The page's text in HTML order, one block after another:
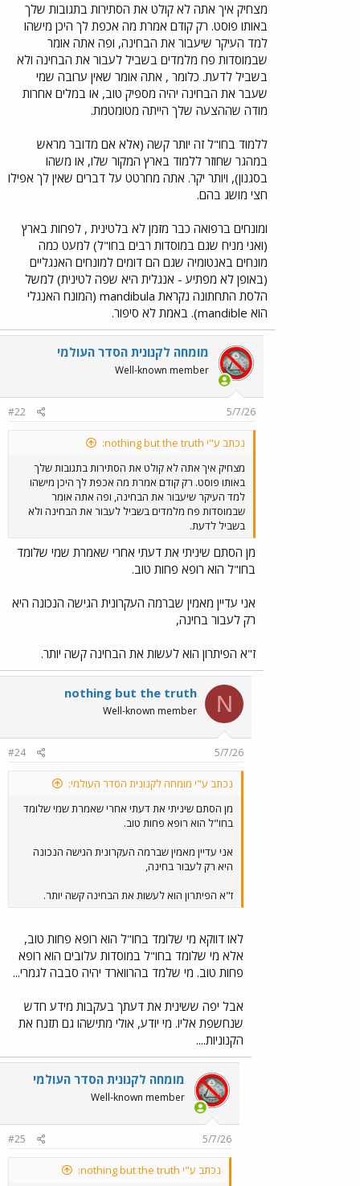
עכשיו הוא רופא אא"ג כאן.
אמור להיות פחות לחץ ללמוד בחו"ל כי ישראל מדינה יותר
לחוצה:
השכ"ד יקר יותר/אין מקומות במעונות.
להתפרנס וללמוד קשה יותר עד בלתי אפשרי.
לפעמים יש לחץ מדיני/ביטחוני.
כמו שאמרת הלימודים קשים יותר כאן ואני מניח שיש בחינות
באמצע ז"א אי אפשר לעבור את כל הלימודים ורק
לעשות את הבחינות בסוף יחד עם הרופאים שלמדו בחו"ל.
אבל כן קורס טיס בגלל הסינון הגדול יש כאלה מוצלחים,וגם
עם פרוטקציה בלבד אי אפשר להיות טייס,
עדיין צריך לעבור את התהליך המפרך.
בגלל זה יש לך טייסים מהאליטות במדינות אחרות אבל לא
אצלנו.
מעניין שהמדינה לא ויתרה על איכות הרופאים - אולי כי
הרופאים מטפלים גם באליטות.
מצחיק איך אתה לא קולט את הסתירות בתגובות שלך
באותו פוסט. רק קודם אמרת מה אכפת לך היכן מישהו
למד העיקר שיעבור את הבחינה, ופה אתה אומר
שבמוסדות פח מלמדים בשביל לעבור את הבחינה ולא
בשביל לדעת. כלומר , אתה אומר שאין ערובה שמי
שעבר את הבחינה יהיה מספיק טוב, או במלים אחרות
מודה שההצעה שלך הייתה מטומטמת.
ללמוד בחו"ל זה יותר קשה (אלא אם מדובר מראש
במהגר שחוזר ללמוד בארץ המקור שלו, או משהו
בסגנון), ויותר יקר. אתה מחרטט על דברים שאין לך אפילו
חצי מושג בהם.
ומונחים ברפואה כבר מזמן לא בלטינית , לפחות בארץ
(ואני מניח שגם במוסדות רבים בחו"ל) למעט כמה
מונחים באנטומיה שגם הם דומים למונחים האנגליים
(באופן לא מפתיע - אנגלית היא שפה לטינית) למשל
הלסת התחתונה נקראת mandibula (המונח האנגלי
הוא mandible). באמת לא סיפור.
מומחה לקנונית הסדר העולמי
Well-known member
5/7/26
#22
נכתב ע"י nothing but the truth:
מצחיק איך אתה לא קולט את הסתירות בתגובות שלך
באותו פוסט. רק קודם אמרת מה אכפת לך היכן מישהו
למד העיקר שיעבור את הבחינה, ופה אתה אומר
שבמוסדות פח מלמדים בשביל לעבור את הבחינה ולא
בשביל לדעת.
מן הסתם שיניתי את דעתי אחרי שאמרת שמי שלומד
בחו"ל הוא רופא פחות טוב.
אני עדיין מאמין שברמה העקרונית הגישה הנכונה היא
רק לעבור בחינה,
ז"א הפיתרון הוא לעשות את הבחינה קשה יותר.
N
nothing but the truth
Well-known member
5/7/26
#24
נכתב ע"י מומחה לקנונית הסדר העולמי:
מן הסתם שיניתי את דעתי אחרי שאמרת שמי שלומד
בחו"ל הוא רופא פחות טוב.
אני עדיין מאמין שברמה העקרונית הגישה הנכונה
היא רק לעבור בחינה,
ז"א הפיתרון הוא לעשות את הבחינה קשה יותר.
לאו דווקא מי שלומד בחו"ל הוא רופא פחות טוב,
אלא מי שלומד בחו"ל במוסדות עלובים הוא רופא
פחות טוב. מי שלמד בהרווארד יהיה סבבה לגמרי...
אבל יפה ששינית את דעתך בעקבות מידע חדש
שנחשפת אליו. מי יודע, אולי מתישהו גם תזנח את
הקנוניות....
מומחה לקנונית הסדר העולמי
Well-known member
5/7/26
#25
נכתב ע"י nothing but the truth: